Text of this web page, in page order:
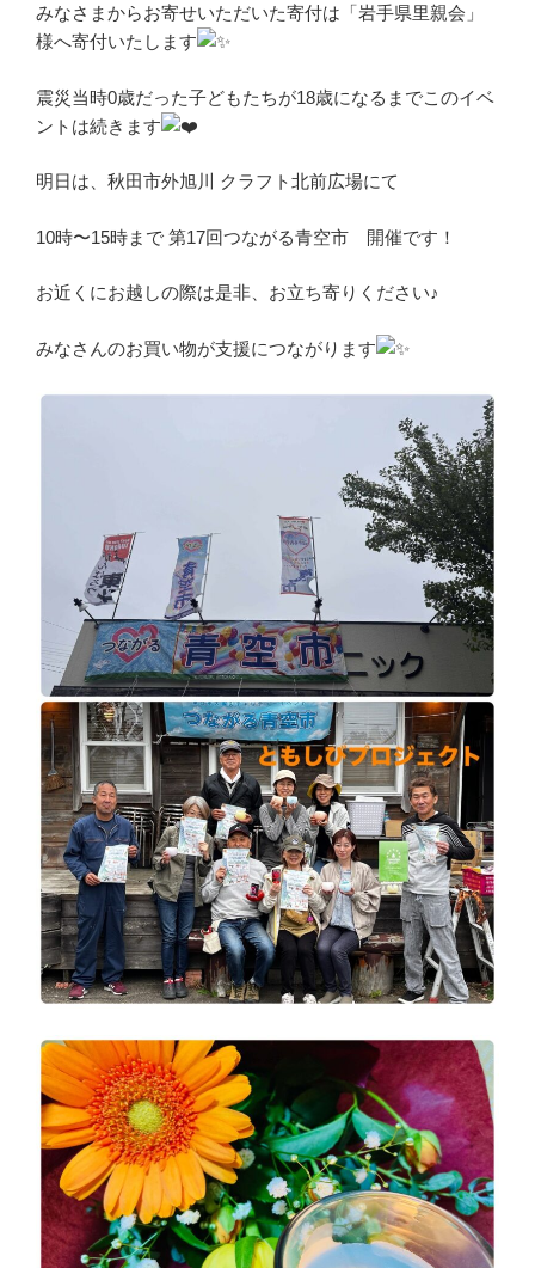
みなさまからお寄せいただいた寄付は「岩手県里親会」
様へ寄付いたします
震災当時0歳だった子どもたちが18歳になるまでこのイベ
ントは続きます
明日は、秋田市外旭川 クラフト北前広場にて
10時〜15時まで 第17回つながる青空市 開催です！
お近くにお越しの際は是非、お立ち寄りください♪
みなさんのお買い物が支援につながります